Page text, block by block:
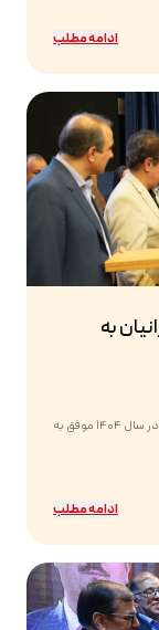
ادامه مطلب
به
با افتخار اعلام می‌کنیم شرکت زعفران مصطفوی مهر ایرانیان در سال ۱۴۰۴ موفق به
ادامه مطلب